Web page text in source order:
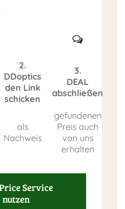
2.
DDoptics
den Link
schicken
3.
DEAL
abschließen
als
Nachweis
gefundenen
Preis auch
von uns
erhalten
Service
nutzen